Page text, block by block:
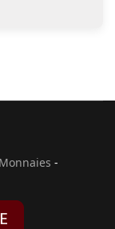
Monnaies -